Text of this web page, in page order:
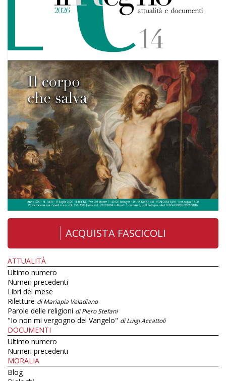
ACQUISTA FASCICOLI
ATTUALITÀ
Ultimo numero
Numeri precedenti
Libri del mese
Riletture di Mariapia Veladiano
Parole delle religioni di Piero Stefani
"Io non mi vergogno del Vangelo" di Luigi Accattoli
DOCUMENTI
Ultimo numero
Numeri precedenti
MORALIA
Blog